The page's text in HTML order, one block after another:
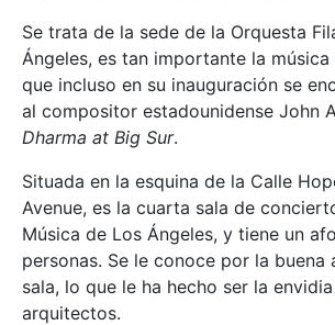
Se trata de la sede de la Orquesta
Ángeles, es tan importante la música
que incluso en su inauguración se
al compositor estadounidense John
Dharma at Big Sur.
Situada en la esquina de la Calle
Avenue, es la cuarta sala de
Música de Los Ángeles, y tiene un
personas. Se le conoce por la buena
sala, lo que le ha hecho ser la
arquitectos.